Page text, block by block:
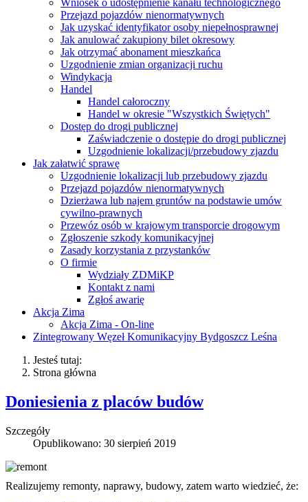
Przejazd pojazdów nienormatywnych
Jak uzyskać identyfikator osoby niepełnosprawnej
Jak anulować zakupiony bilet okresowy
Jak otrzymać abonament mieszkańca
Uzgodnienie zmian organizacji ruchu
Windykacja
Handel
Handel całoroczny
Handel w okresie "Wszystkich Świętych"
Dostęp do drogi publicznej
Zaświadczenie o dostępie do drogi publicznej
Uzgodnienie lokalizacji/przebudowy zjazdu
Jak załatwić sprawę
Uzgodnienie lokalizacji lub przebudowy zjazdu
Przejazd pojazdów nienormatywnych
Dzierżawa lub najem gruntów na podstawie umów
cywilno-prawnych
Przewóz osób w krajowym transporcie drogowym
Zgłoszenie szkody komunikacyjnej
Zasady korzystania z przystanków
O firmie
Wydziały ZDMiKP
Kontakt z nami
Zgłoś awarię
Akcja Zima
Akcja Zima - On-line
Zintegrowany Węzeł Komunikacyjny Bydgoszcz Leśna
Jesteś tutaj:
Strona główna
Doniesienia z placów budów
Szczegóły
Opublikowano: 30 sierpień 2019
Realizujemy remonty, naprawy, budowy, zatem warto wiedzieć, że: